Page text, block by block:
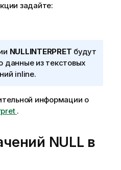
задайте:
NULLINTERPRET будут
данные из текстовых
inline.
информации о
.
NULL в